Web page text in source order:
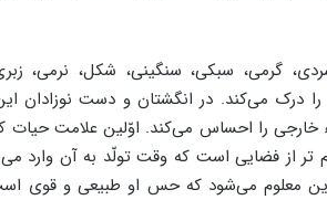
گرمی‌، سبکی، سنگینی، شکل، نرمی،
را درک می‌کند. در انگشتان و دست نوزادان
خارجی را احساس می‌کند. اوّلین علامت حیات
از فضایی است که وقت تولّد به آن وارد
این معلوم می‌شود که حس او طبیعی و قوی